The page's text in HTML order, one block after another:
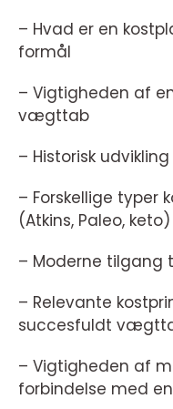
– Hvad er en
formål
– Vigtigheden af
vægttab
– Historisk
– Forskellige
(Atkins, Paleo, keto)
– Moderne
– Relevante
succesfuldt
– Vigtigheden af
forbindelse med